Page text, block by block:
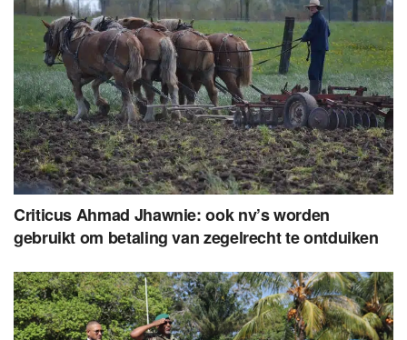
Criticus Ahmad Jhawnie: ook nv’s worden
gebruikt om betaling van zegelrecht te ontduiken